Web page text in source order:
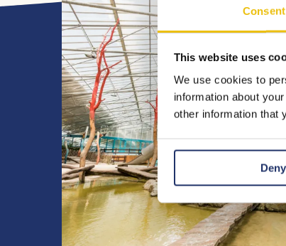
Consent
This website uses
We use cookies to
information about
other information that
Deny